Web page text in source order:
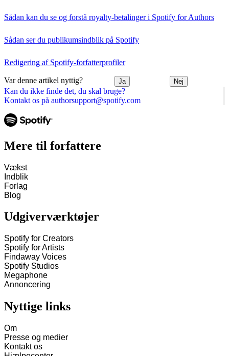
Kan du ikke finde det, du skal bruge?
Kontakt os på authorsupport@spotify.com
Sådan kan du se og forstå royalty-betalinger i Spotify for Authors
Sådan ser du publikumsindblik på Spotify
Redigering af Spotify-forfatterprofiler
Var denne artikel nyttig? Ja Nej
Mere til forfattere
Vækst
Indblik
Forlag
Blog
Udgiverværktøjer
Spotify for Creators
Spotify for Artists
Findaway Voices
Spotify Studios
Megaphone
Annoncering
Nyttige links
Om
Presse og medier
Kontakt os